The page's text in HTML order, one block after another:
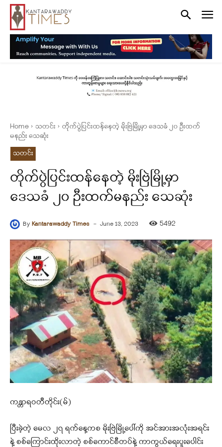
Home သတင်း
တိုက်ပွဲပြင်းထန်နေတဲ့ မိုးဗြဲမြို့မှာ ဒေသခံ ၂၀ ဦးထက်
မနည်း သေဆုံး
သတင်း
တိုက်ပွဲပြင်းထန်နေတဲ့ မိုးဗြဲမြို့မှာ
ဒေသခံ ၂၀ ဦးထက်မနည်း သေဆုံး
ByKantarawaddy Times - June 13, 2023 5492
ကန္တာရဝတီတိုင်း(မ်)
ပြီးခဲ့တဲ့ မေလ ၂၇ ရက်နေ့ကစ မိုးဗြဲမြို့ပေါ်ကို အင်အားအလုံးအရင်း
နဲ့ စစ်ကြောင်းထိုးလာတဲ့ စစ်ကောင်စီတပ်နဲ့ ကာကွယ်ရေးပူးပေါင်း